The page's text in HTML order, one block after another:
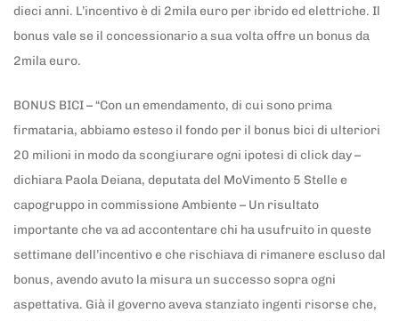
dieci anni. L’incentivo è di 2mila euro per ibrido ed elettriche. Il
bonus vale se il concessionario a sua volta offre un bonus da
2mila euro.
BONUS BICI – “Con un emendamento, di cui sono prima
firmataria, abbiamo esteso il fondo per il bonus bici di ulteriori
20 milioni in modo da scongiurare ogni ipotesi di click day –
dichiara Paola Deiana, deputata del MoVimento 5 Stelle e
capogruppo in commissione Ambiente – Un risultato
importante che va ad accontentare chi ha usufruito in queste
settimane dell’incentivo e che rischiava di rimanere escluso dal
bonus, avendo avuto la misura un successo sopra ogni
aspettativa. Già il governo aveva stanziato ingenti risorse che,